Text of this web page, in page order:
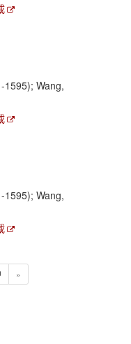
1595); Wang,
1595); Wang,
»